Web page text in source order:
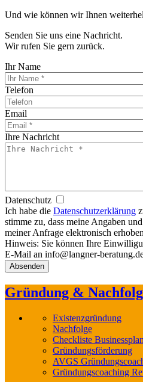
Und wie können wir Ihnen
Senden Sie uns eine Nachricht.
Wir rufen Sie gern zurück.
Ihr Name
Telefon
Email
Ihre Nachricht
Datenschutz
Ich habe die Datenschutzerklärung
stimme zu, dass meine Angaben
meiner Anfrage elektronisch
Hinweis: Sie können Ihre
E-Mail an info@langner-
Gründung &
Existenzgründung
Nachfolge
Checkliste Businessplan
Gründungsförderung
AVGS
Gründungscoaching